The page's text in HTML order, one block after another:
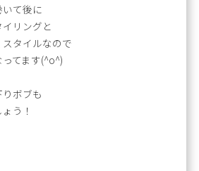
て後に
リングと
タイルなので
てます(^o^)
ボブも
う！